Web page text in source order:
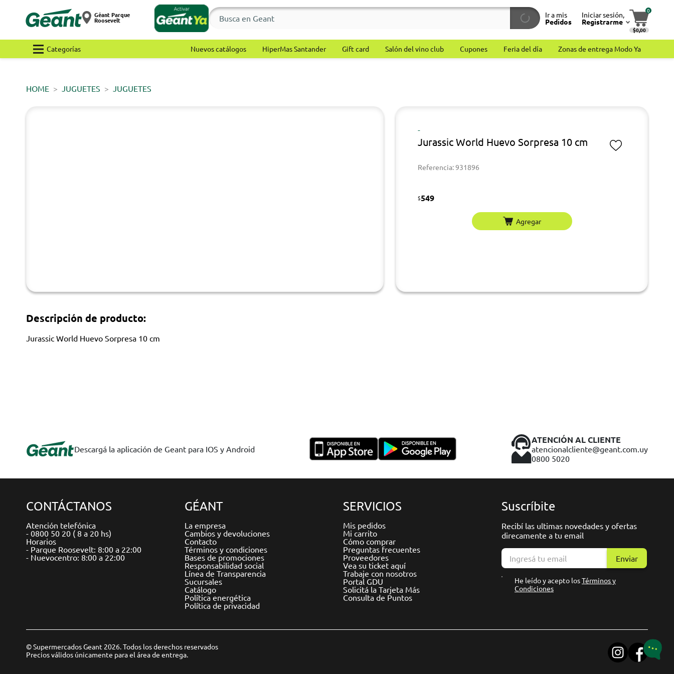
Géant Parque
Roosevelt
Ir a mis
Pedidos
Iniciar sesión,
Registrarme
0
$0,00
Categorías Nuevos catálogos HiperMas Santander Gift card Salón del vino club Cupones Feria del día Zonas de entrega Modo Ya
HOME JUGUETES JUGUETES
-
Jurassic World Huevo Sorpresa 10 cm
Referencia: 931896
$549
Agregar
Descripción de producto:
Jurassic World Huevo Sorpresa 10 cm
Descargá la aplicación de Geant para IOS y Android
ATENCIÓN AL CLIENTE
atencionalcliente@geant.com.uy
0800 5020
CONTÁCTANOS
Atención telefónica
- 0800 50 20 ( 8 a 20 hs)
Horarios
- Parque Roosevelt: 8:00 a 22:00
- Nuevocentro: 8:00 a 22:00
GÉANT
La empresa
Cambios y devoluciones
Contacto
Términos y condiciones
Bases de promociones
Responsabilidad social
Línea de Transparencia
Sucursales
Catálogo
Política energética
Política de privacidad
SERVICIOS
Mis pedidos
Mi carrito
Cómo comprar
Preguntas frecuentes
Proveedores
Vea su ticket aquí
Trabaje con nosotros
Portal GDU
Solicitá la Tarjeta Más
Consulta de Puntos
Suscríbite
Recibí las ultimas novedades y ofertas
direcamente a tu email
Enviar
He leído y acepto losTérminos y
Condiciones
© Supermercados Geant 2026. Todos los derechos reservados
Precios válidos únicamente para el área de entrega.